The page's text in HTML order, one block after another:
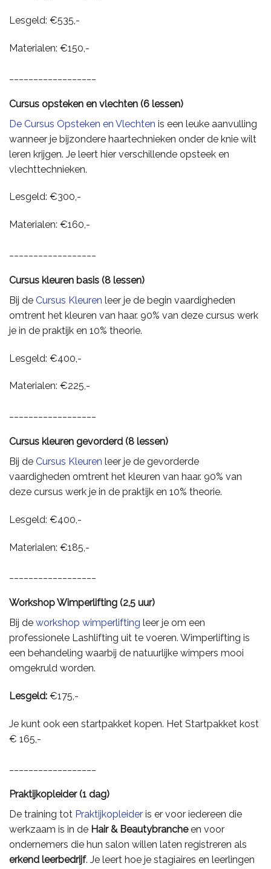
Lesgeld: €535,-
Materialen: €150,-
Cursus opsteken en vlechten (6 lessen)
De Cursus Opsteken en Vlechten is een leuke aanvulling
wanneer je bijzondere haartechnieken onder de knie wilt
leren krijgen. Je leert hier verschillende opsteek en
vlechttechnieken.
Lesgeld: €300,-
Materialen: €160,-
Cursus kleuren basis (8 lessen)
Bij de Cursus Kleuren leer je de begin vaardigheden
omtrent het kleuren van haar. 90% van deze cursus werk
je in de praktijk en 10% theorie.
Lesgeld: €400,-
Materialen: €225,-
Cursus kleuren gevorderd (8 lessen)
Bij de Cursus Kleuren leer je de gevorderde
vaardigheden omtrent het kleuren van haar. 90% van
deze cursus werk je in de praktijk en 10% theorie.
Lesgeld: €400,-
Materialen: €185,-
Workshop Wimperlifting (2,5 uur)
Bij de workshop wimperlifting leer je om een
professionele Lashlifting uit te voeren. Wimperlifting is
een behandeling waarbij de natuurlijke wimpers mooi
omgekruld worden.
Lesgeld: €175,-
Je kunt ook een startpakket kopen. Het Startpakket kost
€ 165,-
Praktijkopleider (1 dag)
De training tot Praktijkopleider is er voor iedereen die
werkzaam is in de Hair & Beautybrancheen voor
ondernemers die hun salon willen laten registreren als
erkend leerbedrijf. Je leert hoe je stagiaires en leerlingen